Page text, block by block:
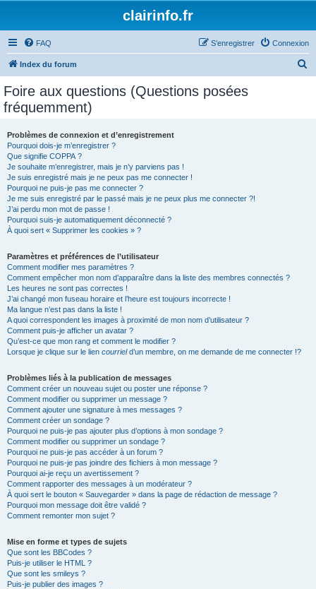
clairinfo.fr
FAQ Connexion
S’enregistrer
Index du forum
Foire aux questions (Questions posées
fréquemment)
Problèmes de connexion et d’enregistrement
Pourquoi dois-je m’enregistrer ?
Que signifie COPPA ?
Je souhaite m’enregistrer, mais je n’y parviens pas !
Je suis enregistré mais je ne peux pas me connecter !
Pourquoi ne puis-je pas me connecter ?
Je me suis enregistré par le passé mais je ne peux plus me connecter ?!
J’ai perdu mon mot de passe !
Pourquoi suis-je automatiquement déconnecté ?
À quoi sert « Supprimer les cookies » ?
Paramètres et préférences de l’utilisateur
Comment modifier mes paramètres ?
Comment empêcher mon nom d’apparaître dans la liste des membres connectés ?
Les heures ne sont pas correctes !
J’ai changé mon fuseau horaire et l’heure est toujours incorrecte !
Ma langue n’est pas dans la liste !
A quoi correspondent les images à proximité de mon nom d’utilisateur ?
Comment puis-je afficher un avatar ?
Qu’est-ce que mon rang et comment le modifier ?
Lorsque je clique sur le lien courrield’un membre, on me demande de me connecter !?
Problèmes liés à la publication de messages
Comment créer un nouveau sujet ou poster une réponse ?
Comment modifier ou supprimer un message ?
Comment ajouter une signature à mes messages ?
Comment créer un sondage ?
Pourquoi ne puis-je pas ajouter plus d’options à mon sondage ?
Comment modifier ou supprimer un sondage ?
Pourquoi ne puis-je pas accéder à un forum ?
Pourquoi ne puis-je pas joindre des fichiers à mon message ?
Pourquoi ai-je reçu un avertissement ?
Comment rapporter des messages à un modérateur ?
À quoi sert le bouton « Sauvegarder » dans la page de rédaction de message ?
Pourquoi mon message doit être validé ?
Comment remonter mon sujet ?
Mise en forme et types de sujets
Que sont les BBCodes ?
Puis-je utiliser le HTML ?
Que sont les smileys ?
Puis-je publier des images ?